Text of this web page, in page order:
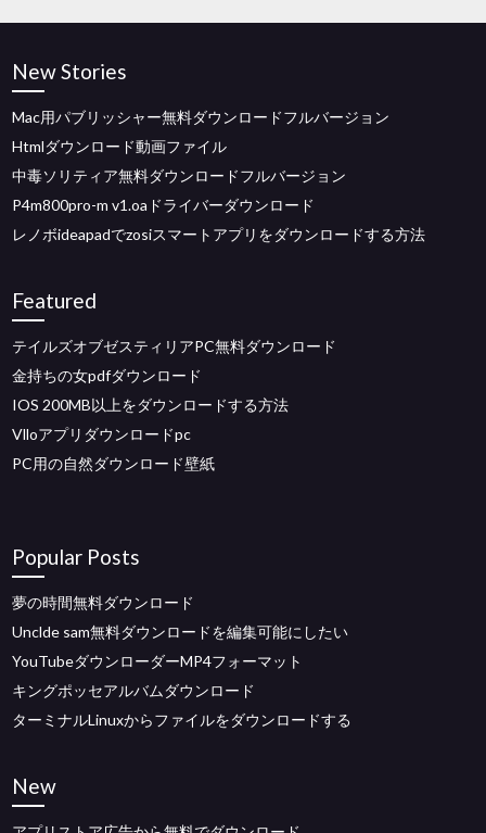
New Stories
Mac用パブリッシャー無料ダウンロードフルバージョン
Htmlダウンロード動画ファイル
中毒ソリティア無料ダウンロードフルバージョン
P4m800pro-m v1.oaドライバーダウンロード
レノボideapadでzosiスマートアプリをダウンロードする方法
Featured
テイルズオブゼスティリアPC無料ダウンロード
金持ちの女pdfダウンロード
IOS 200MB以上をダウンロードする方法
Vlloアプリダウンロードpc
PC用の自然ダウンロード壁紙
Popular Posts
夢の時間無料ダウンロード
Unclde sam無料ダウンロードを編集可能にしたい
YouTubeダウンローダーMP4フォーマット
キングポッセアルバムダウンロード
ターミナルLinuxからファイルをダウンロードする
New